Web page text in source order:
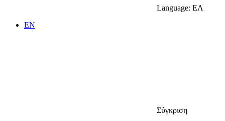
Language: ΕΛ
EN
Σύγκριση